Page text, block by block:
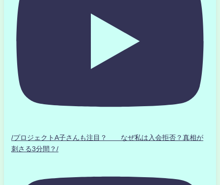
/プロジェクトA子さんも注目？ なぜ私は入会拒否？真相が
刺さる3分間？/